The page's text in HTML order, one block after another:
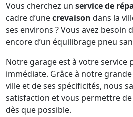
Vous cherchez un service de
cadre d’unecrevaison dans la
ses environs ? Vous avez besoin
encore d’un équilibrage pneu
Notre garage est à votre service
immédiate. Grâce à notre
ville et de ses spécificités, nous
satisfaction et vous permettre
dès que possible.